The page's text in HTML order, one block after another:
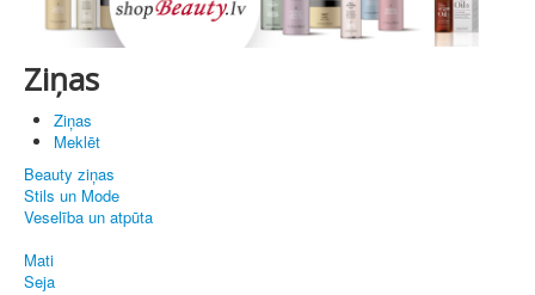
Ziņas
Ziņas
Meklēt
Beauty ziņas
Stils un Mode
Veselība un atpūta
Mati
Seja